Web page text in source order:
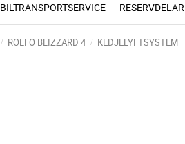
BILTRANSPORTSERVICE RESERVDELAR
ROLFO BLIZZARD 4 KEDJELYFTSYSTEM